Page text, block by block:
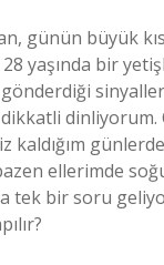
günün büyük
yaşında bir
dinliyorum.
kaldığım
ellerimde
tek bir soru